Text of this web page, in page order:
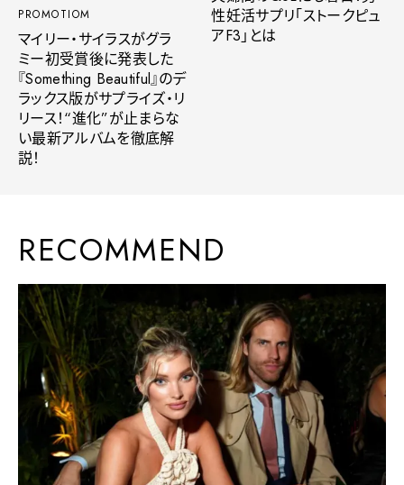
PROMOTIOM
マイリー・サイラスがグラ
ミー初受賞後に発表した
『Something Beautiful』のデ
ラックス版がサプライズ・リ
リース！“進化”が止まらな
い最新アルバムを徹底解
説！
性妊活サプリ「ストークピュ
アF3」とは
RECOMMEND